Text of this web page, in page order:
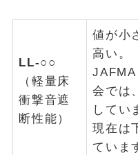
LL-○○
（軽量床
衝撃音遮
断性能）
値が小
高い。
JAFMA
会では、
してい
現在は
ていま